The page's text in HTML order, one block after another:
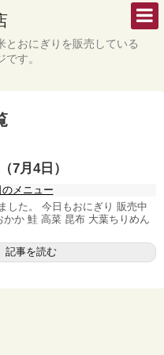
とおにぎりを販売している
す。
7月4日）
のメニュー
した。 今日もおにぎり 販売中
か 鮭 高菜 昆布 大葉ちりめん
記事を読む